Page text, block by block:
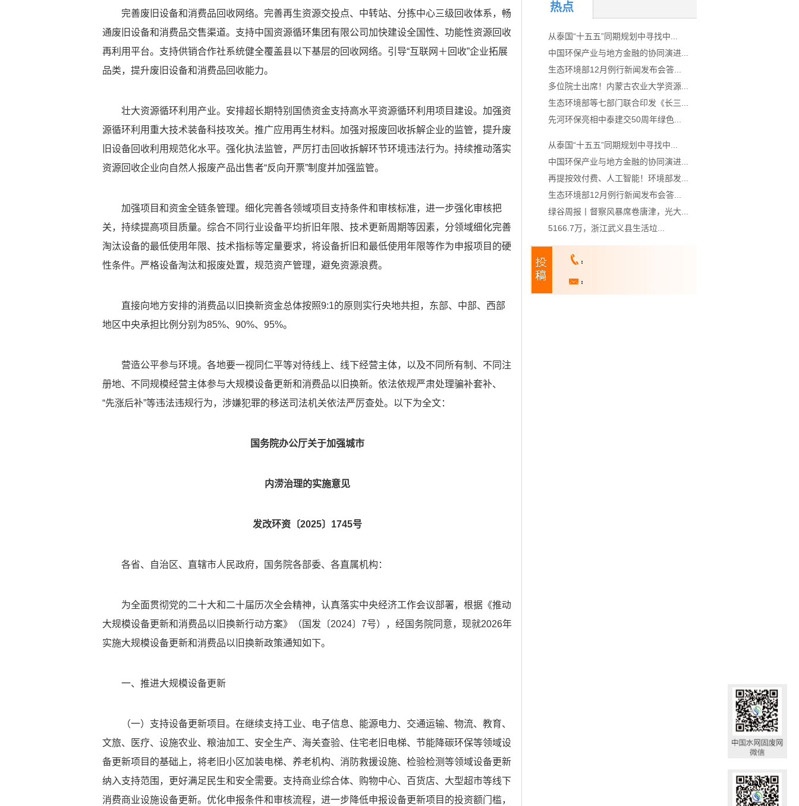
完善废旧设备和消费品回收网络。完善再生资源交投点、中转站、分拣中心三级回收体系，畅
通废旧设备和消费品交售渠道。支持中国资源循环集团有限公司加快建设全国性、功能性资源回收
再利用平台。支持供销合作社系统健全覆盖县以下基层的回收网络。引导“互联网＋回收”企业拓展
品类，提升废旧设备和消费品回收能力。
壮大资源循环利用产业。安排超长期特别国债资金支持高水平资源循环利用项目建设。加强资
源循环利用重大技术装备科技攻关。推广应用再生材料。加强对报废回收拆解企业的监管，提升废
旧设备回收利用规范化水平。强化执法监管，严厉打击回收拆解环节环境违法行为。持续推动落实
资源回收企业向自然人报废产品出售者“反向开票”制度并加强监管。
加强项目和资金全链条管理。细化完善各领域项目支持条件和审核标准，进一步强化审核把
关，持续提高项目质量。综合不同行业设备平均折旧年限、技术更新周期等因素，分领域细化完善
淘汰设备的最低使用年限、技术指标等定量要求，将设备折旧和最低使用年限等作为申报项目的硬
性条件。严格设备淘汰和报废处置，规范资产管理，避免资源浪费。
直接向地方安排的消费品以旧换新资金总体按照9:1的原则实行央地共担，东部、中部、西部
地区中央承担比例分别为85%、90%、95%。
营造公平参与环境。各地要一视同仁平等对待线上、线下经营主体，以及不同所有制、不同注
册地、不同规模经营主体参与大规模设备更新和消费品以旧换新。依法依规严肃处理骗补套补、
“先涨后补”等违法违规行为，涉嫌犯罪的移送司法机关依法严厉查处。以下为全文：
国务院办公厅关于加强城市
内涝治理的实施意见
发改环资〔2025〕1745号
各省、自治区、直辖市人民政府，国务院各部委、各直属机构：
为全面贯彻党的二十大和二十届历次全会精神，认真落实中央经济工作会议部署，根据《推动
大规模设备更新和消费品以旧换新行动方案》（国发〔2024〕7号），经国务院同意，现就2026年
实施大规模设备更新和消费品以旧换新政策通知如下。
一、推进大规模设备更新
（一）支持设备更新项目。在继续支持工业、电子信息、能源电力、交通运输、物流、教育、
文旅、医疗、设施农业、粮油加工、安全生产、海关查验、住宅老旧电梯、节能降碳环保等领域设
备更新项目的基础上，将老旧小区加装电梯、养老机构、消防救援设施、检验检测等领域设备更新
纳入支持范围，更好满足民生和安全需要。支持商业综合体、购物中心、百货店、大型超市等线下
消费商业设施设备更新。优化申报条件和审核流程，进一步降低申报设备更新项目的投资额门槛，
热点
从泰国“十五五”同期规划中寻找中...
中国环保产业与地方金融的协同演进...
生态环境部12月例行新闻发布会答...
多位院士出席！内蒙古农业大学资源...
生态环境部等七部门联合印发《长三...
先河环保亮相中泰建交50周年绿色...
从泰国“十五五”同期规划中寻找中...
中国环保产业与地方金融的协同演进...
再提按效付费、人工智能！环境部发...
生态环境部12月例行新闻发布会答...
绿谷周报丨督察风暴席卷唐津，光大...
5166.7万，浙江武义县生活垃...